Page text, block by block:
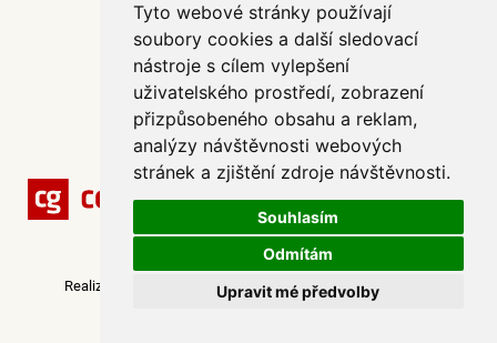
Tyto webové stránky používají
soubory cookies a další sledovací
nástroje s cílem vylepšení
uživatelského prostředí, zobrazení
přizpůsobeného obsahu a reklam,
analýzy návštěvnosti webových
stránek a zjištění zdroje návštěvnosti.
Souhlasím
Odmítám
Upravit mé předvolby
Půjčovní řád svatebního salónu TYANO
Affiliate program
Odstoupit od smlouvy
Všeobecné obchodní podmínky
Zpracování dat
© Copyright 2026 | TyANO.cz
Realizace
webových stránek na míru -Webovky123, s. r. o.